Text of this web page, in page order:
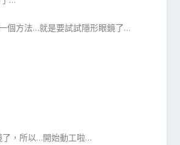
個方法…就是要試試隱形眼鏡了…
了，所以…開始動工啦…